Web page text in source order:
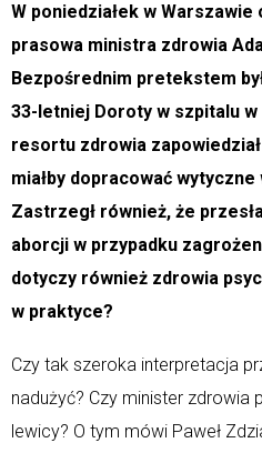
W poniedziałek w
prasowa ministra zdrowia
Bezpośrednim pretekstem
33-letniej Doroty w szpitalu
resortu zdrowia
miałby dopracować
Zastrzegł również, że
aborcji w przypadku
dotyczy również zdrowia
w praktyce?
Czy tak szeroka interpretacja
nadużyć? Czy minister zdrowia
lewicy? O tym mówi Paweł